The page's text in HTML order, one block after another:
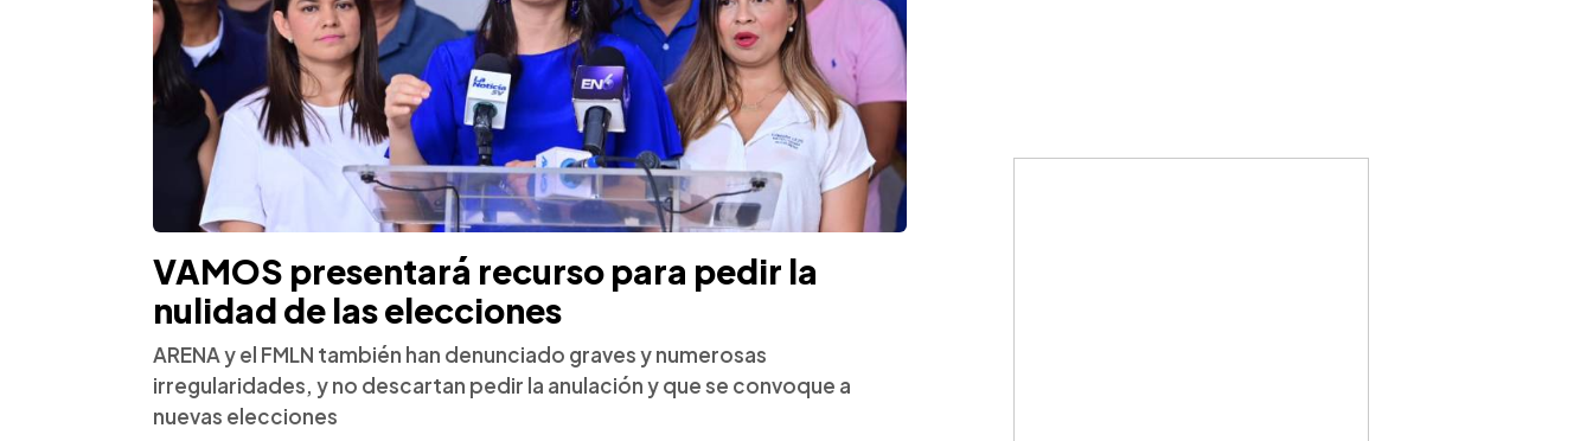
VAMOS presentará recurso para pedir la
nulidad de las elecciones
ARENA y el FMLN también han denunciado graves y numerosas
irregularidades, y no descartan pedir la anulación y que se convoque a
nuevas elecciones